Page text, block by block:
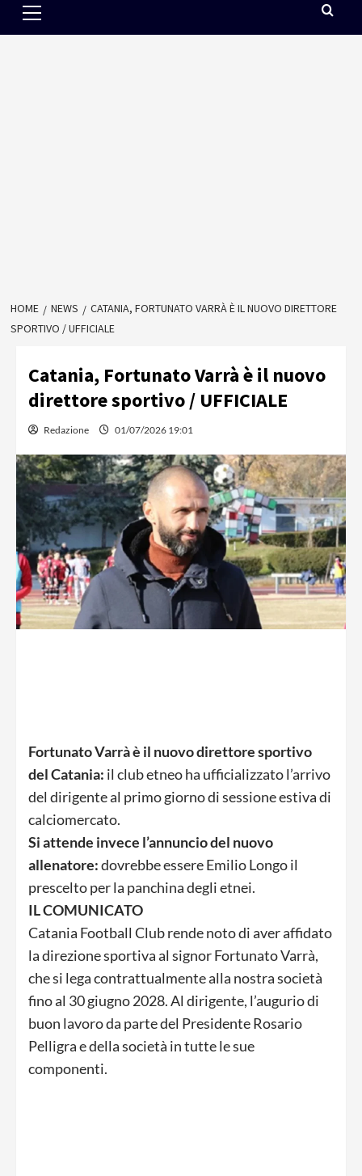
Menu
HOME NEWS
CATANIA, FORTUNATO VARRÀ È IL NUOVO DIRETTORE
SPORTIVO / UFFICIALE
Catania, Fortunato Varrà è il nuovo
direttore sportivo / UFFICIALE
Redazione 01/07/2026 19:01
Fortunato Varrà è il nuovo direttore sportivo
del Catania: il club etneo ha ufficializzato l’arrivo
del dirigente al primo giorno di sessione estiva di
calciomercato.
Si attende invece l’annuncio del nuovo
allenatore:dovrebbe essere Emilio Longo il
prescelto per la panchina degli etnei.
IL COMUNICATO
Catania Football Club rende noto di aver affidato
la direzione sportiva al signor Fortunato Varrà,
che si lega contrattualmente alla nostra società
fino al 30 giugno 2028. Al dirigente, l’augurio di
buon lavoro da parte del Presidente Rosario
Pelligra e della società in tutte le sue
componenti.